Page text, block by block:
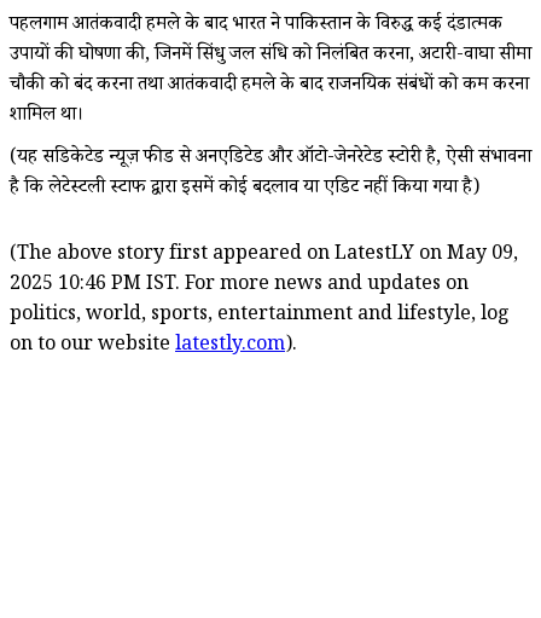
पहलगाम आतंकवादी हमले के बाद भारत ने पाकिस्तान के विरुद्ध कई दंडात्मक
उपायों की घोषणा की, जिनमें सिंधु जल संधि को निलंबित करना, अटारी-वाघा सीमा
चौकी को बंद करना तथा आतंकवादी हमले के बाद राजनयिक संबंधों को कम करना
शामिल था।
(यह सिंडिकेटेड न्यूज़ फीड से अनएडिटेड और ऑटो-जेनरेटेड स्टोरी है, ऐसी संभावना
है कि लेटेस्टली स्टाफ द्वारा इसमें कोई बदलाव या एडिट नहीं किया गया है)
(The above story first appeared on LatestLY on May 09,
2025 10:46 PM IST. For more news and updates on
politics, world, sports, entertainment and lifestyle, log
on to our website latestly.com).